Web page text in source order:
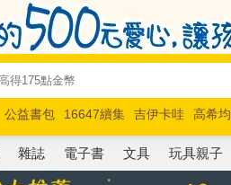
公益書包 16647續集 吉伊卡哇 高希均
馬斯克 玩具總動員5 超慢跑
雜誌 電子書 文具 玩具親子